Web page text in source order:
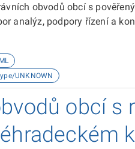
obvodů obcí s
analýz, podpory řízení a
UNKNOWN
obcí s